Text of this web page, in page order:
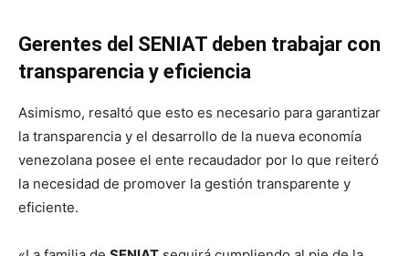
Gerentes del SENIAT deben trabajar con
transparencia y eficiencia
Asimismo, resaltó que esto es necesario para garantizar
la transparencia y el desarrollo de la nueva economía
venezolana posee el ente recaudador por lo que reiteró
la necesidad de promover la gestión transparente y
eficiente.